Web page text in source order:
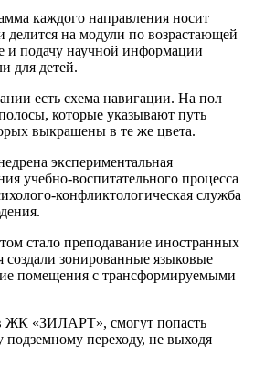
каждого направления носит
делится на модули по возрастающей
и подачу научной информации
для детей.
есть схема навигации. На пол
которые указывают путь
выкрашены в те же цвета.
экспериментальная
учебно-воспитательного процесса
конфликтологическая служба
стало преподавание иностранных
создали зонированные языковые
помещения с трансформируемыми
«ЗИЛАРТ», смогут попасть
переходу, не выходя